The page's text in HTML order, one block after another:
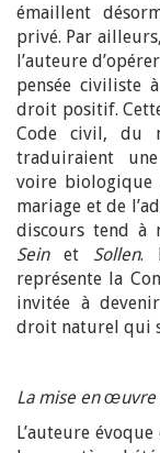
émaillent
privé. Par
l’auteure
pensée civiliste
droit positif.
Code civil, du
traduiraient
voire biologique
mariage et de
discours tend à
Seinet Sollen.
représente la
invitée à
droit naturel qui
La mise en œuvre
L’auteure